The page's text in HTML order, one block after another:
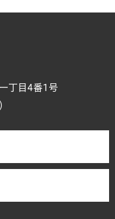
丁目4番1号